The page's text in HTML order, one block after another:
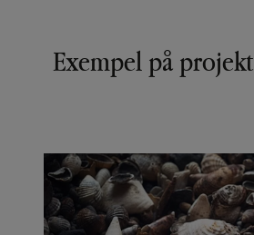
Exempel på projekt